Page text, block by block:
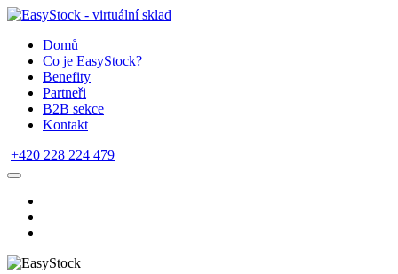
Domů
Co je EasyStock?
Benefity
Partneři
B2B sekce
Kontakt
+420 228 224 479